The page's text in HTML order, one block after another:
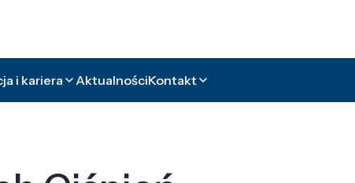
i kariera AktualnościKontakt